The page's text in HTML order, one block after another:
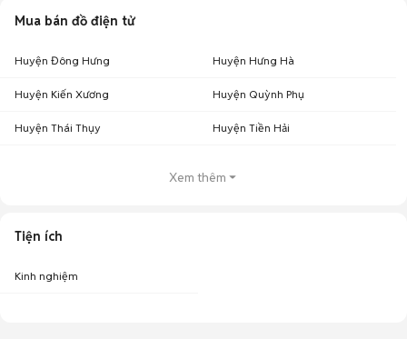
Mua bán đồ điện tử
Huyện Đông Hưng Huyện Hưng Hà
Huyện Kiến Xương Huyện Quỳnh Phụ
Huyện Thái Thụy Huyện Tiền Hải
Xem thêm
Tiện ích
Kinh nghiệm